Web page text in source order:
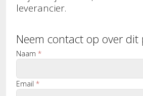
leverancier.
Neem contact op over
Naam *
Email *